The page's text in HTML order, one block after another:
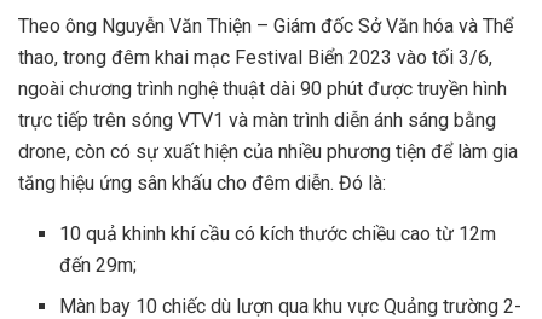
Theo ông Nguyễn Văn Thiện – Giám đốc Sở Văn hóa và Thể
thao, trong đêm khai mạc Festival Biển 2023 vào tối 3/6,
ngoài chương trình nghệ thuật dài 90 phút được truyền hình
trực tiếp trên sóng VTV1 và màn trình diễn ánh sáng bằng
drone, còn có sự xuất hiện của nhiều phương tiện để làm gia
tăng hiệu ứng sân khấu cho đêm diễn. Đó là:
10 quả khinh khí cầu có kích thước chiều cao từ 12m
đến 29m;
Màn bay 10 chiếc dù lượn qua khu vực Quảng trường 2-